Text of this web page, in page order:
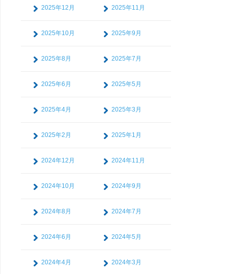
2025年12月 2025年11月
2025年10月 2025年9月
2025年8月 2025年7月
2025年6月 2025年5月
2025年4月 2025年3月
2025年2月 2025年1月
2024年12月 2024年11月
2024年10月 2024年9月
2024年8月 2024年7月
2024年6月 2024年5月
2024年4月 2024年3月